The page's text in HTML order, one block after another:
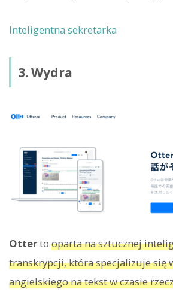
Inteligentna sekretarka
3. Wydra
Otterto oparta na sztucznej
transkrypcji, która specjalizuje się
angielskiego na tekst w czasie